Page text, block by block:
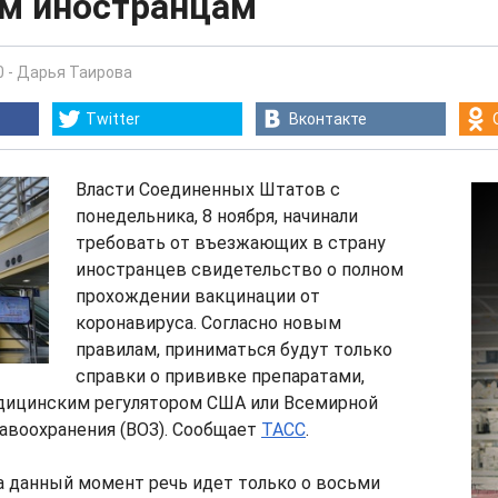
- Дарья Таирова
Twitter Вконтакте
Власти Соединенных Штатов с
понедельника, 8 ноября, начинали
требовать от въезжающих в страну
иностранцев свидетельство о полном
прохождении вакцинации от
коронавируса. Согласно новым
правилам, приниматься будут только
справки о прививке препаратами,
регулятором США или Всемирной
(ВОЗ). Сообщает ТАСС.
данный момент речь идет только о восьми